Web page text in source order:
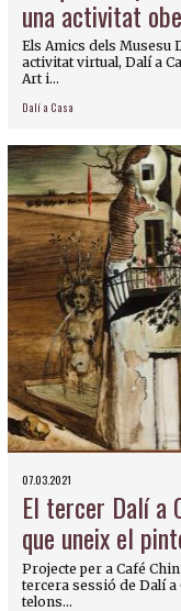
una activitat
Els Amics dels Musesu
activitat virtual, Dalí a
Art i...
Dalí a Casa
07.03.2021
El tercer Dalí a
que uneix el
Projecte per a Café
tercera sessió de Dalí a
telons...